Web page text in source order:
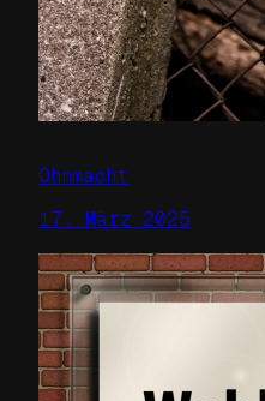
Ohnmacht
17. März 2025